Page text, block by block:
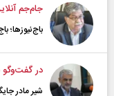
جام‌جم
باج‌نیوزها؛
در گفت‌و‌گو
شیر مادر